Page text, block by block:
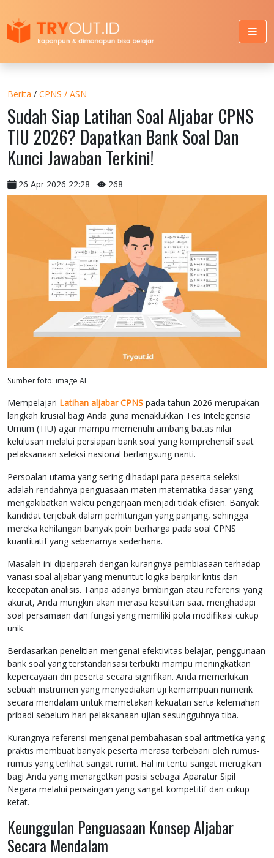
Berita / CPNS / ASN
Sudah Siap Latihan Soal Aljabar CPNS
TIU 2026? Dapatkan Bank Soal Dan
Kunci Jawaban Terkini!
26 Apr 2026 22:28 268
Sumber foto: image AI
Mempelajari Latihan aljabar CPNS pada tahun 2026 merupakan
langkah krusial bagi Anda guna menaklukkan Tes Intelegensia
Umum (TIU) agar mampu memenuhi ambang batas nilai
kelulusan melalui persiapan bank soal yang komprehensif saat
pelaksanaan seleksi nasional berlangsung nanti.
Persoalan utama yang sering dihadapi para peserta seleksi
adalah rendahnya penguasaan materi matematika dasar yang
mengakibatkan waktu pengerjaan menjadi tidak efisien. Banyak
kandidat terjebak dalam perhitungan yang panjang, sehingga
mereka kehilangan banyak poin berharga pada soal CPNS
kuantitatif yang sebenarnya sederhana.
Masalah ini diperparah dengan kurangnya pembiasaan terhadap
variasi soal aljabar yang menuntut logika berpikir kritis dan
kecepatan analisis. Tanpa adanya bimbingan atau referensi yang
akurat, Anda mungkin akan merasa kesulitan saat menghadapi
soal persamaan dan fungsi yang memiliki pola modifikasi cukup
unik.
Berdasarkan penelitian mengenai efektivitas belajar, penggunaan
bank soal yang terstandarisasi terbukti mampu meningkatkan
kepercayaan diri peserta secara signifikan. Anda memerlukan
sebuah instrumen yang menyediakan uji kemampuan numerik
secara mendalam untuk memetakan kekuatan serta kelemahan
pribadi sebelum hari pelaksanaan ujian sesungguhnya tiba.
Kurangnya referensi mengenai pembahasan soal aritmetika yang
praktis membuat banyak peserta merasa terbebani oleh rumus-
rumus yang terlihat sangat rumit. Hal ini tentu sangat merugikan
bagi Anda yang menargetkan posisi sebagai Aparatur Sipil
Negara melalui persaingan yang sangat kompetitif dan cukup
ketat.
Keunggulan Penguasaan Konsep Aljabar
Secara Mendalam